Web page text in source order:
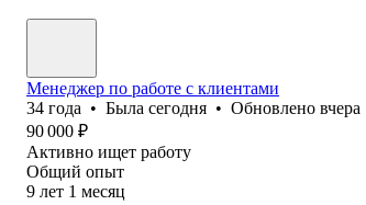
Менеджер по работе с клиентами
34 года • Была сегодня • Обновлено вчера
90 000 ₽
Активно ищет работу
Общий опыт
9 лет 1 месяц